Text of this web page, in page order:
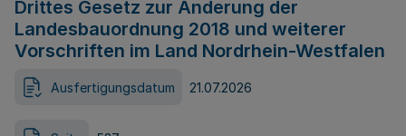
Drittes Gesetz zur Änderung der
Landesbauordnung 2018 und weiterer
Vorschriften im Land Nordrhein-Westfalen
Ausfertigungsdatum 21.07.2026